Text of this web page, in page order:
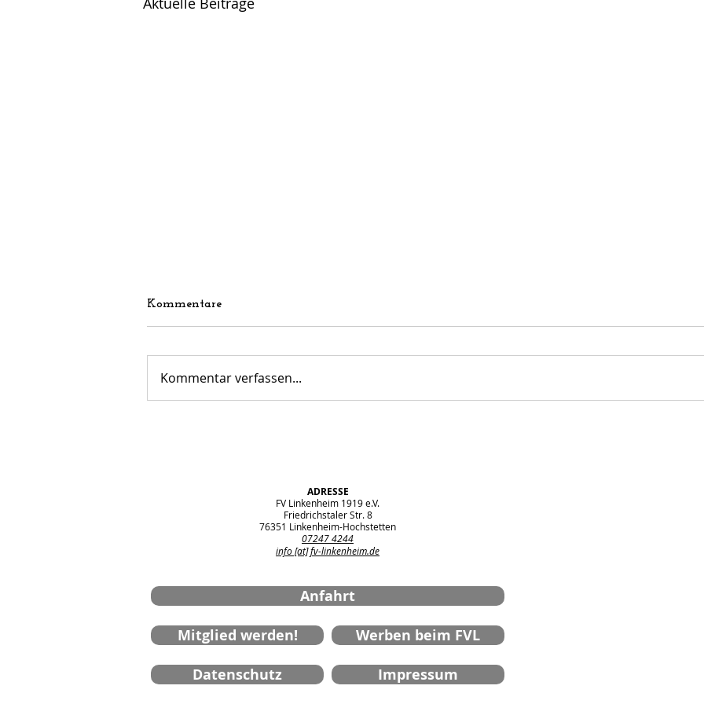
Kommentare
Kommentar verfassen...
ADRESSE
FV Linkenheim 1919 e.V.
Friedrichstaler Str. 8
76351 Linkenheim-Hochstetten
07247 4244
info [at] fv-linkenheim.de
Anfahrt
Mitglied werden!
Werben beim FVL
Datenschutz
Impressum